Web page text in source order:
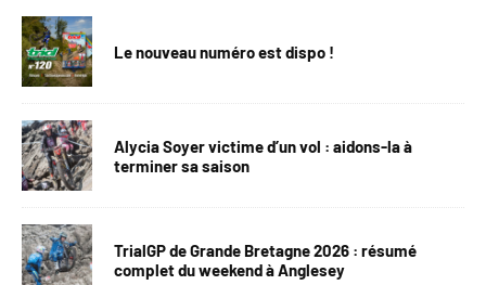
Le nouveau numéro est dispo !
Alycia Soyer victime d’un vol : aidons-la à
terminer sa saison
TrialGP de Grande Bretagne 2026 : résumé
complet du weekend à Anglesey